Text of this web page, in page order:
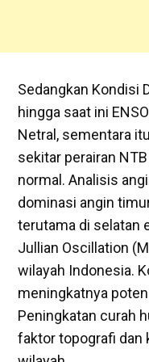
Sedangkan Kondisi
hingga saat ini
Netral, sementara
sekitar perairan
normal. Analisis
dominasi angin
terutama di selatan
Jullian Oscillation
wilayah Indonesia.
meningkatnya
Peningkatan curah
faktor topografi dan